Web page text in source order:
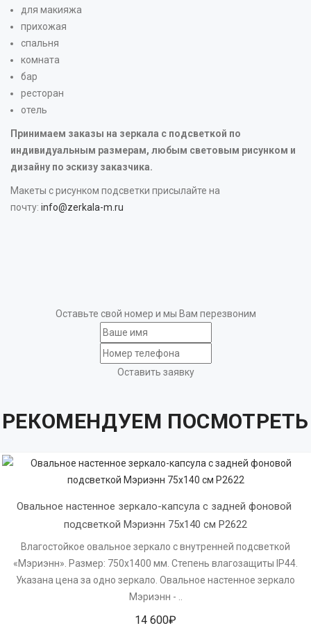
для макияжа
прихожая
спальня
комната
бар
ресторан
отель
Принимаем заказы на зеркала с подсветкой по
индивидуальным размерам, любым световым рисунком и
дизайну по эскизу заказчика.
Макеты с рисунком подсветки присылайте на
почту: info@zerkala-m.ru
Оставьте свой номер и мы Вам перезвоним
Оставить заявку
РЕКОМЕНДУЕМ ПОСМОТРЕТЬ
Овальное настенное зеркало-капсула с задней фоновой
подсветкой Мэриэнн 75х140 см Р2622
Влагостойкое овальное зеркало с внутренней подсветкой
«Мэриэнн». Размер: 750х1400 мм. Степень влагозащиты IP44.
Указана цена за одно зеркало. Овальное настенное зеркало
Мэриэнн - ..
14 600₽